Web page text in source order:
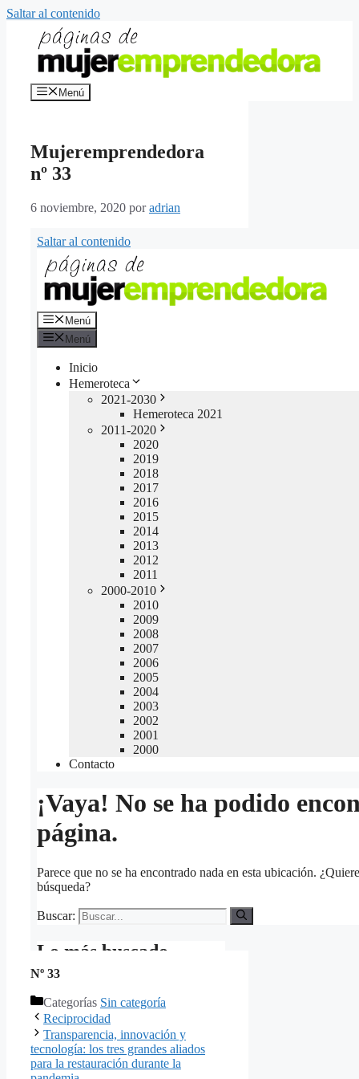
Saltar al contenido
Menú
Mujeremprendedora
nº 33
6 noviembre, 2020 poradrian
Nº 33
Categorías Sin categoría
Reciprocidad
Transparencia, innovación y
tecnología: los tres grandes aliados
para la restauración durante la